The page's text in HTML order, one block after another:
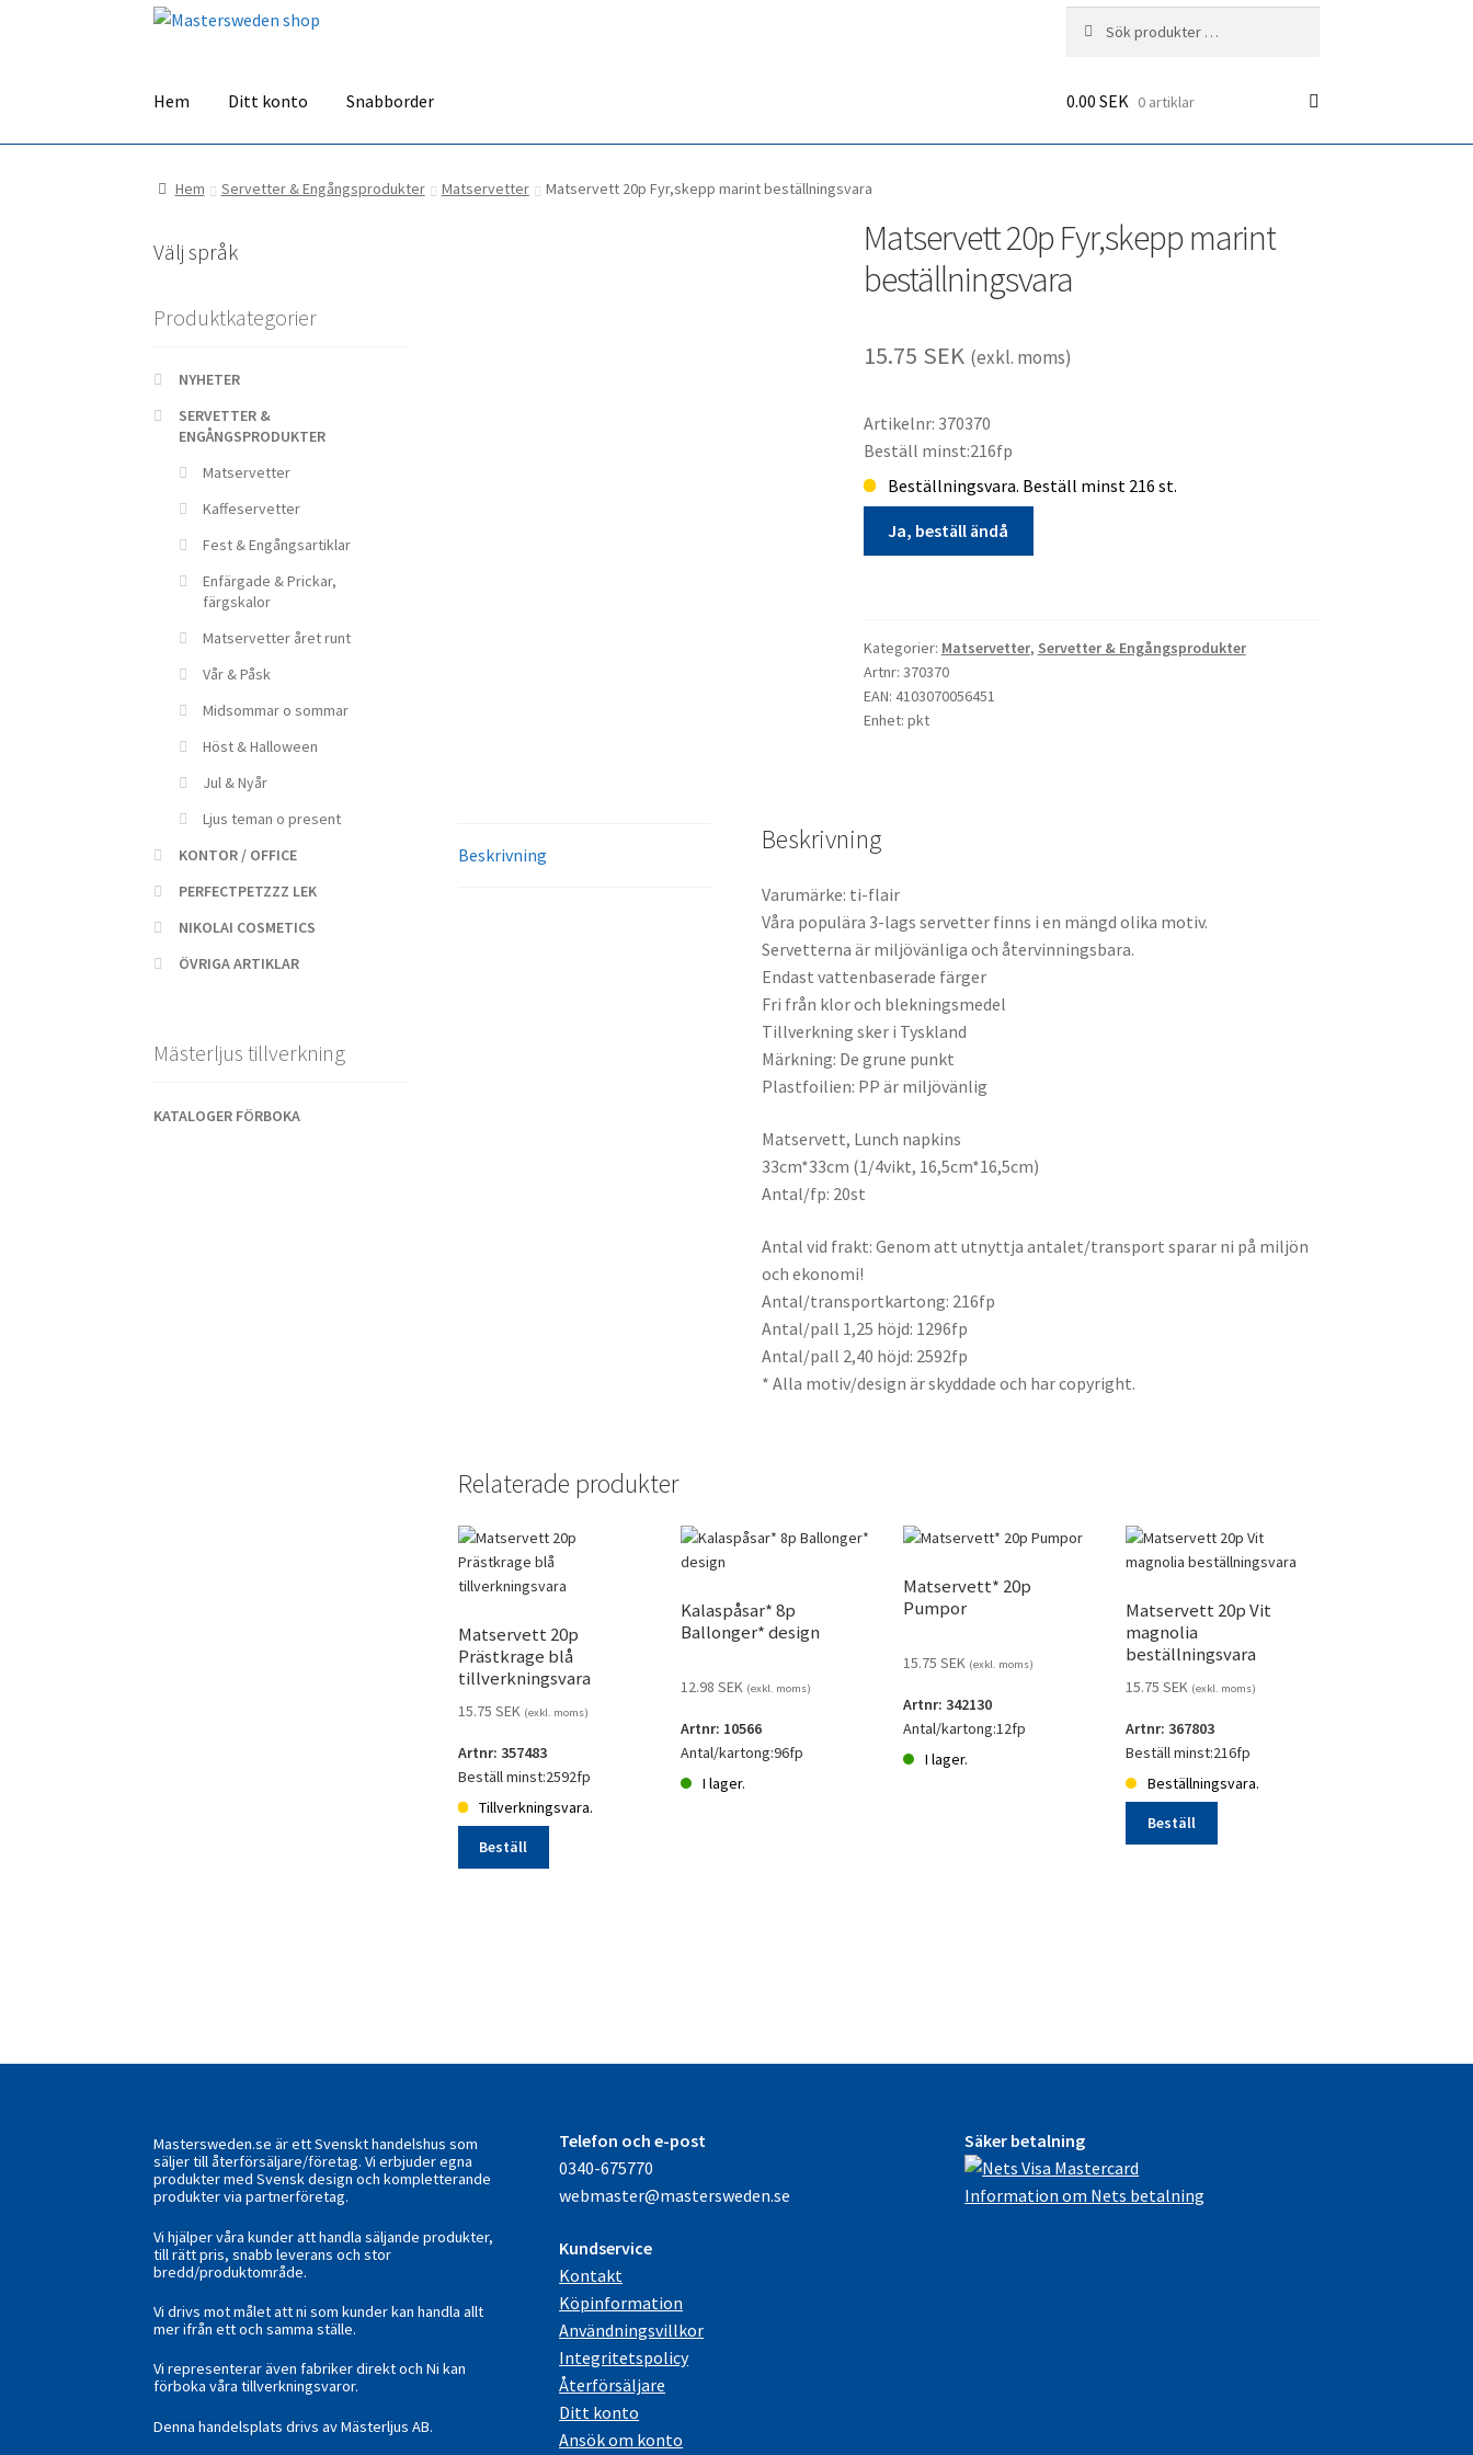
Hoppa
Hoppa
efter:
Hem Ditt konto Snabborder 0.00 SEK 0 artiklar
Hem Servetter & Engångsprodukter Matservetter Matservett 20p Fyr,skepp marint beställningsvara
Matservett 20p Fyr,skepp marint
beställningsvara
15.75 SEK (exkl. moms)
Artikelnr: 370370
Beställ minst:216fp
Beställningsvara. Beställ minst 216 st.
Ja, beställ ändå
Fyr,skepp
marint
beställningsvara
mängd
Kategorier: Matservetter, Servetter & Engångsprodukter
Artnr: 370370
EAN: 4103070056451
Enhet: pkt
Beskrivning Beskrivning
Varumärke: ti-flair
Våra populära 3-lags servetter finns i en mängd olika motiv.
Servetterna är miljövänliga och återvinningsbara.
Endast vattenbaserade färger
Fri från klor och blekningsmedel
Tillverkning sker i Tyskland
Märkning: De grune punkt
Plastfoilien: PP är miljövänlig
Matservett, Lunch napkins
33cm*33cm (1/4vikt, 16,5cm*16,5cm)
Antal/fp: 20st
Antal vid frakt: Genom att utnyttja antalet/transport sparar ni på miljön
och ekonomi!
Antal/transportkartong: 216fp
Antal/pall 1,25 höjd: 1296fp
Antal/pall 2,40 höjd: 2592fp
* Alla motiv/design är skyddade och har copyright.
Relaterade produkter
Matservett 20p
Prästkrage blå
tillverkningsvara
15.75 SEK (exkl. moms)
Artnr: 357483
Beställ minst:2592fp
Tillverkningsvara.
Beställ
Kalaspåsar* 8p
Ballonger* design
12.98 SEK (exkl. moms)
Artnr: 10566
Antal/kartong:96fp
I lager.
Matservett* 20p
Pumpor
15.75SEK (exkl. moms)
Artnr: 342130
Antal/kartong:12fp
I lager.
Matservett 20p Vit
magnolia
beställningsvara
15.75SEK (exkl. moms)
Artnr: 367803
Beställ minst:216fp
Beställningsvara.
Beställ
Välj språk
Produktkategorier
NYHETER
SERVETTER &
ENGÅNGSPRODUKTER
Matservetter
Kaffeservetter
Fest & Engångsartiklar
Enfärgade & Prickar,
färgskalor
Matservetter året runt
Vår & Påsk
Midsommar o sommar
Höst & Halloween
Jul & Nyår
Ljus teman o present
KONTOR / OFFICE
PERFECTPETZZZ LEK
NIKOLAI COSMETICS
ÖVRIGA ARTIKLAR
Mästerljus tillverkning
KATALOGER FÖRBOKA
Mastersweden.se är ett Svenskt handelshus som
säljer till återförsäljare/företag. Vi erbjuder egna
produkter med Svensk design och kompletterande
produkter via partnerföretag.
Vi hjälper våra kunder att handla säljande produkter,
till rätt pris, snabb leverans och stor
bredd/produktområde.
Vi drivs mot målet att ni som kunder kan handla allt
mer ifrån ett och samma ställe.
Vi representerar även fabriker direkt och Ni kan
förboka våra tillverkningsvaror.
Denna handelsplats drivs av Mästerljus AB.
Telefon och e-post
0340-675770
webmaster@mastersweden.se
Kundservice
Kontakt
Köpinformation
Användningsvillkor
Integritetspolicy
Återförsäljare
Ditt konto
Ansök om konto
Säker betalning
Information om Nets betalning